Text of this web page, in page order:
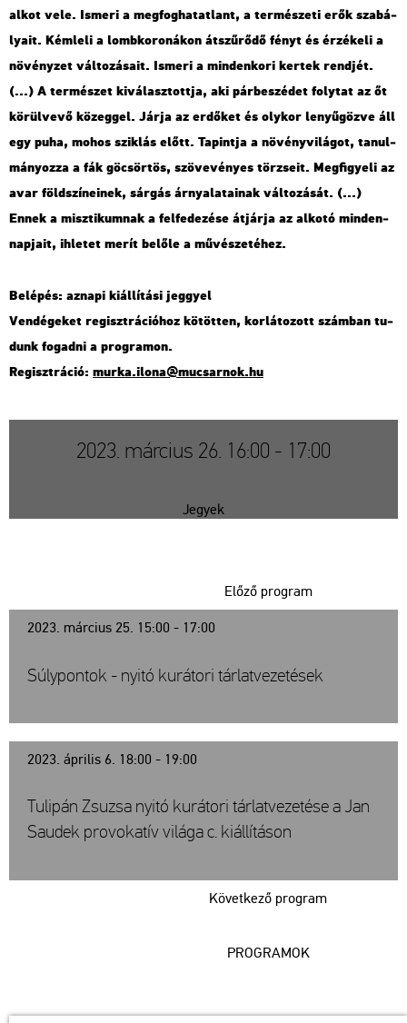
alkot vele. Is­me­ri a meg­fog­ha­tat­lant, a ter­mé­sze­ti erők sza­bá­
lya­it. Kém­le­li a lomb­ko­ro­ná­kon át­szű­rő­dő fényt és ér­zé­ke­li a
nö­vény­zet vál­to­zá­sa­it. Is­me­ri a min­den­ko­ri ker­tek rend­jét.
(...) A ter­mé­szet ki­vá­lasz­tott­ja, aki pár­be­szé­det foly­tat az őt
kö­rül­ve­vő kö­zeg­gel. Járja az er­dő­ket és oly­kor le­nyű­göz­ve áll
egy puha, mohos szik­lás előtt. Ta­pint­ja a nö­vény­vi­lá­got, ta­nul­
má­nyoz­za a fák gö­csör­tös, szö­ve­vé­nyes tör­zse­it. Meg­fi­gye­li az
avar föld­szí­ne­i­nek, sár­gás ár­nya­la­ta­i­nak vál­to­zá­sát. (...)
Ennek a misz­ti­kum­nak a fel­fe­de­zé­se át­jár­ja az al­ko­tó min­den­
nap­ja­it, ih­le­tet merít be­lő­le a mű­vé­sze­té­hez.
Be­lé­pés: az­na­pi ki­ál­lí­tá­si jeggyel
Ven­dé­ge­ket re­giszt­rá­ci­ó­hoz kö­töt­ten, kor­lá­to­zott szám­ban tu­
dunk fo­gad­ni a prog­ra­mon.
Re­giszt­rá­ció: murka.​ilona@​mu­csar­nok.​hu
2023. március 26. 16:00 - 17:00
Jegyek
2023. március 25. 15:00 - 17:00
Előző program
Súlypontok - nyitó kurátori tárlatvezetések
2023. április 6. 18:00 - 19:00
Következő program
Tulipán Zsuzsa nyitó kurátori tárlatvezetése a Jan
Saudek provokatív világa c. kiállításon
PROGRAMOK